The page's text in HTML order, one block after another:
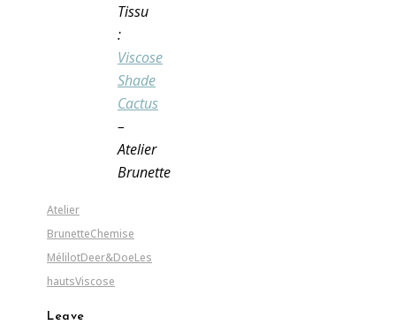
Tissu
:
Viscose
Shade
Cactus
–
Atelier
Brunette
Atelier
BrunetteChemise
MélilotDeer&DoeLes
hautsViscose
Leave